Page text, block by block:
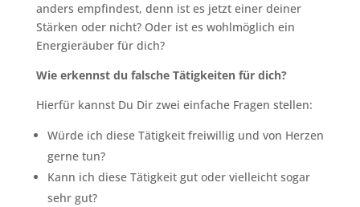
anders empfindest, denn ist es jetzt einer deiner
Stärken oder nicht? Oder ist es wohlmöglich ein
Energieräuber für dich?
Wie erkennst du falsche Tätigkeiten für dich?
Hierfür kannst Du Dir zwei einfache Fragen stellen:
Würde ich diese Tätigkeit freiwillig und von Herzen
gerne tun?
Kann ich diese Tätigkeit gut oder vielleicht sogar
sehr gut?